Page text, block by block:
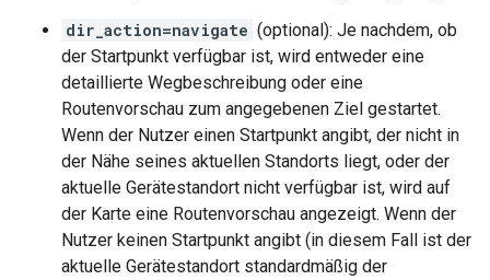
dir_action=navigate (optional): Je nachdem, ob
der Startpunkt verfügbar ist, wird entweder eine
detaillierte Wegbeschreibung oder eine
Routenvorschau zum angegebenen Ziel gestartet.
Wenn der Nutzer einen Startpunkt angibt, der nicht in
der Nähe seines aktuellen Standorts liegt, oder der
aktuelle Gerätestandort nicht verfügbar ist, wird auf
der Karte eine Routenvorschau angezeigt. Wenn der
Nutzer keinen Startpunkt angibt (in diesem Fall ist der
aktuelle Gerätestandort standardmäßig der